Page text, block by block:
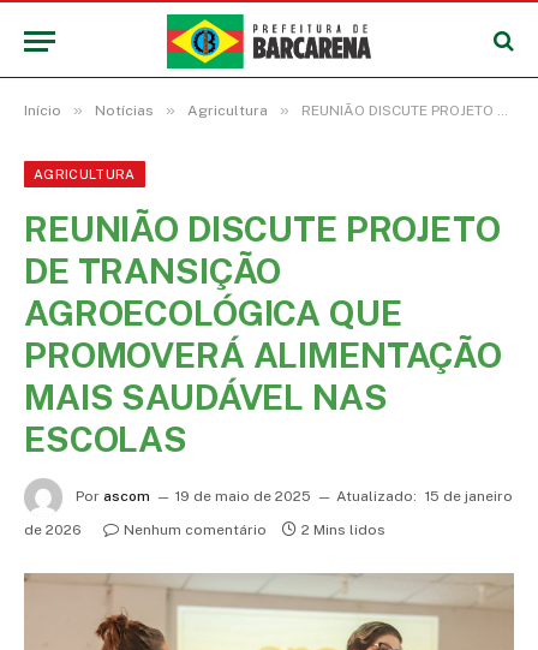
Início » Notícias » Agricultura » REUNIÃO DISCUTE PROJETO DE TRANSIÇÃO AGROECOLÓGICA QUE PROMOVERÁ ALIMENTAÇÃO MAIS SAUDÁVEL NAS ESCOLAS
AGRICULTURA
REUNIÃO DISCUTE PROJETO
DE TRANSIÇÃO
AGROECOLÓGICA QUE
PROMOVERÁ ALIMENTAÇÃO
MAIS SAUDÁVEL NAS
ESCOLAS
Por ascom 19 de maio de 2025 Atualizado: 15 de janeiro
de 2026
Nenhum comentário 2 Mins lidos